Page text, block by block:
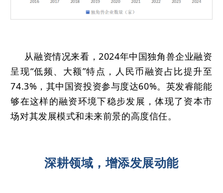
从融资情况来看，2024年中国独角兽企业融资
呈现“低频、大额”特点，人民币融资占比提升至
74.3%，其中国资投资参与度达60%。英发睿能能
够在这样的融资环境下稳步发展，体现了资本市
场对其发展模式和未来前景的高度信任。
深耕领域，增添发展动能